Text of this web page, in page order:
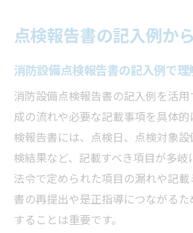
点検報告書の記入例か
消防設備点検報告書の記入例で理
消防設備点検報告書の記入例を活
成の流れや必要な記載事項を具体
検報告書には、点検日、点検対象
検結果など、記載すべき項目が多
法令で定められた項目の漏れや記
書の再提出や是正指導につながる
することは重要です。